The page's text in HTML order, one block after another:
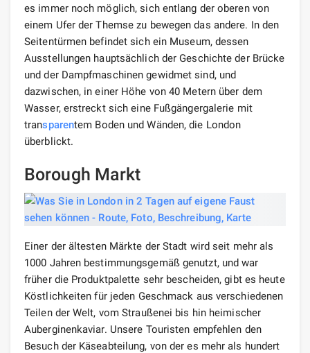
es immer noch möglich, sich entlang der oberen von
einem Ufer der Themse zu bewegen das andere. In den
Seitentürmen befindet sich ein Museum, dessen
Ausstellungen hauptsächlich der Geschichte der Brücke
und der Dampfmaschinen gewidmet sind, und
dazwischen, in einer Höhe von 40 Metern über dem
Wasser, erstreckt sich eine Fußgängergalerie mit
transparentem Boden und Wänden, die London
überblickt.
Borough Markt
Einer der ältesten Märkte der Stadt wird seit mehr als
1000 Jahren bestimmungsgemäß genutzt, und war
früher die Produktpalette sehr bescheiden, gibt es heute
Köstlichkeiten für jeden Geschmack aus verschiedenen
Teilen der Welt, vom Straußenei bis hin heimischer
Auberginenkaviar. Unsere Touristen empfehlen den
Besuch der Käseabteilung, von der es mehr als hundert